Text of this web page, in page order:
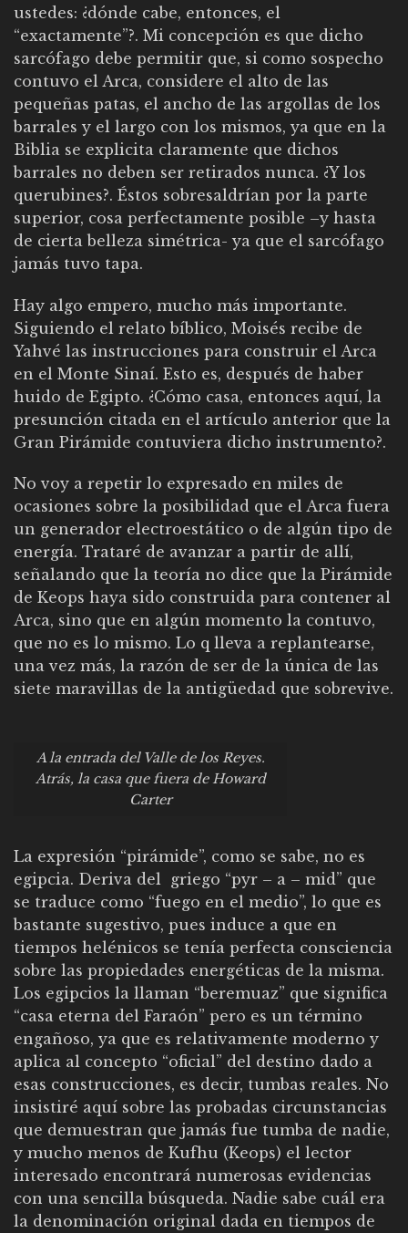
ustedes: ¿dónde cabe, entonces, el
“exactamente”?. Mi concepción es que dicho
sarcófago debe permitir que, si como sospecho
contuvo el Arca, considere el alto de las
pequeñas patas, el ancho de las argollas de los
barrales y el largo con los mismos, ya que en la
Biblia se explicita claramente que dichos
barrales no deben ser retirados nunca. ¿Y los
querubines?. Éstos sobresaldrían por la parte
superior, cosa perfectamente posible –y hasta
de cierta belleza simétrica- ya que el sarcófago
jamás tuvo tapa.
Hay algo empero, mucho más importante.
Siguiendo el relato bíblico, Moisés recibe de
Yahvé las instrucciones para construir el Arca
en el Monte Sinaí. Esto es, después de haber
huido de Egipto. ¿Cómo casa, entonces aquí, la
presunción citada en el artículo anterior que la
Gran Pirámide contuviera dicho instrumento?.
No voy a repetir lo expresado en miles de
ocasiones sobre la posibilidad que el Arca fuera
un generador electroestático o de algún tipo de
energía. Trataré de avanzar a partir de allí,
señalando que la teoría no dice que la Pirámide
de Keops haya sido construida para contener al
Arca, sino que en algún momento la contuvo,
que no es lo mismo. Lo q lleva a replantearse,
una vez más, la razón de ser de la única de las
siete maravillas de la antigüedad que sobrevive.
A la entrada del Valle de los Reyes.
Atrás, la casa que fuera de Howard
Carter
La expresión “pirámide”, como se sabe, no es
egipcia. Deriva del griego “pyr – a – mid” que
se traduce como “fuego en el medio”, lo que es
bastante sugestivo, pues induce a que en
tiempos helénicos se tenía perfecta consciencia
sobre las propiedades energéticas de la misma.
Los egipcios la llaman “beremuaz” que significa
“casa eterna del Faraón” pero es un término
engañoso, ya que es relativamente moderno y
aplica al concepto “oficial” del destino dado a
esas construcciones, es decir, tumbas reales. No
insistiré aquí sobre las probadas circunstancias
que demuestran que jamás fue tumba de nadie,
y mucho menos de Kufhu (Keops) el lector
interesado encontrará numerosas evidencias
con una sencilla búsqueda. Nadie sabe cuál era
la denominación original dada en tiempos de